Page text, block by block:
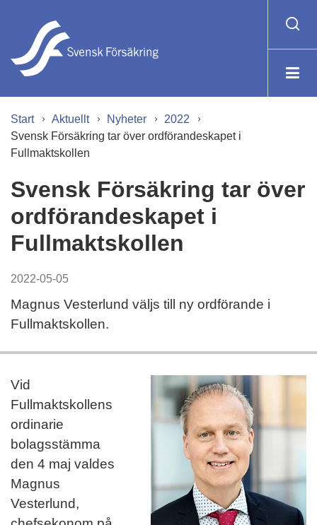
Start Aktuellt Nyheter
2022
Svensk Försäkring tar över ordförandeskapet i
Fullmaktskollen
Svensk Försäkring tar över
ordförandeskapet i
Fullmaktskollen
2022-05-05
Magnus Vesterlund väljs till ny ordförande i
Fullmaktskollen.
Vid
Fullmaktskollens
ordinarie
bolagsstämma
den 4 maj valdes
Magnus
Vesterlund,